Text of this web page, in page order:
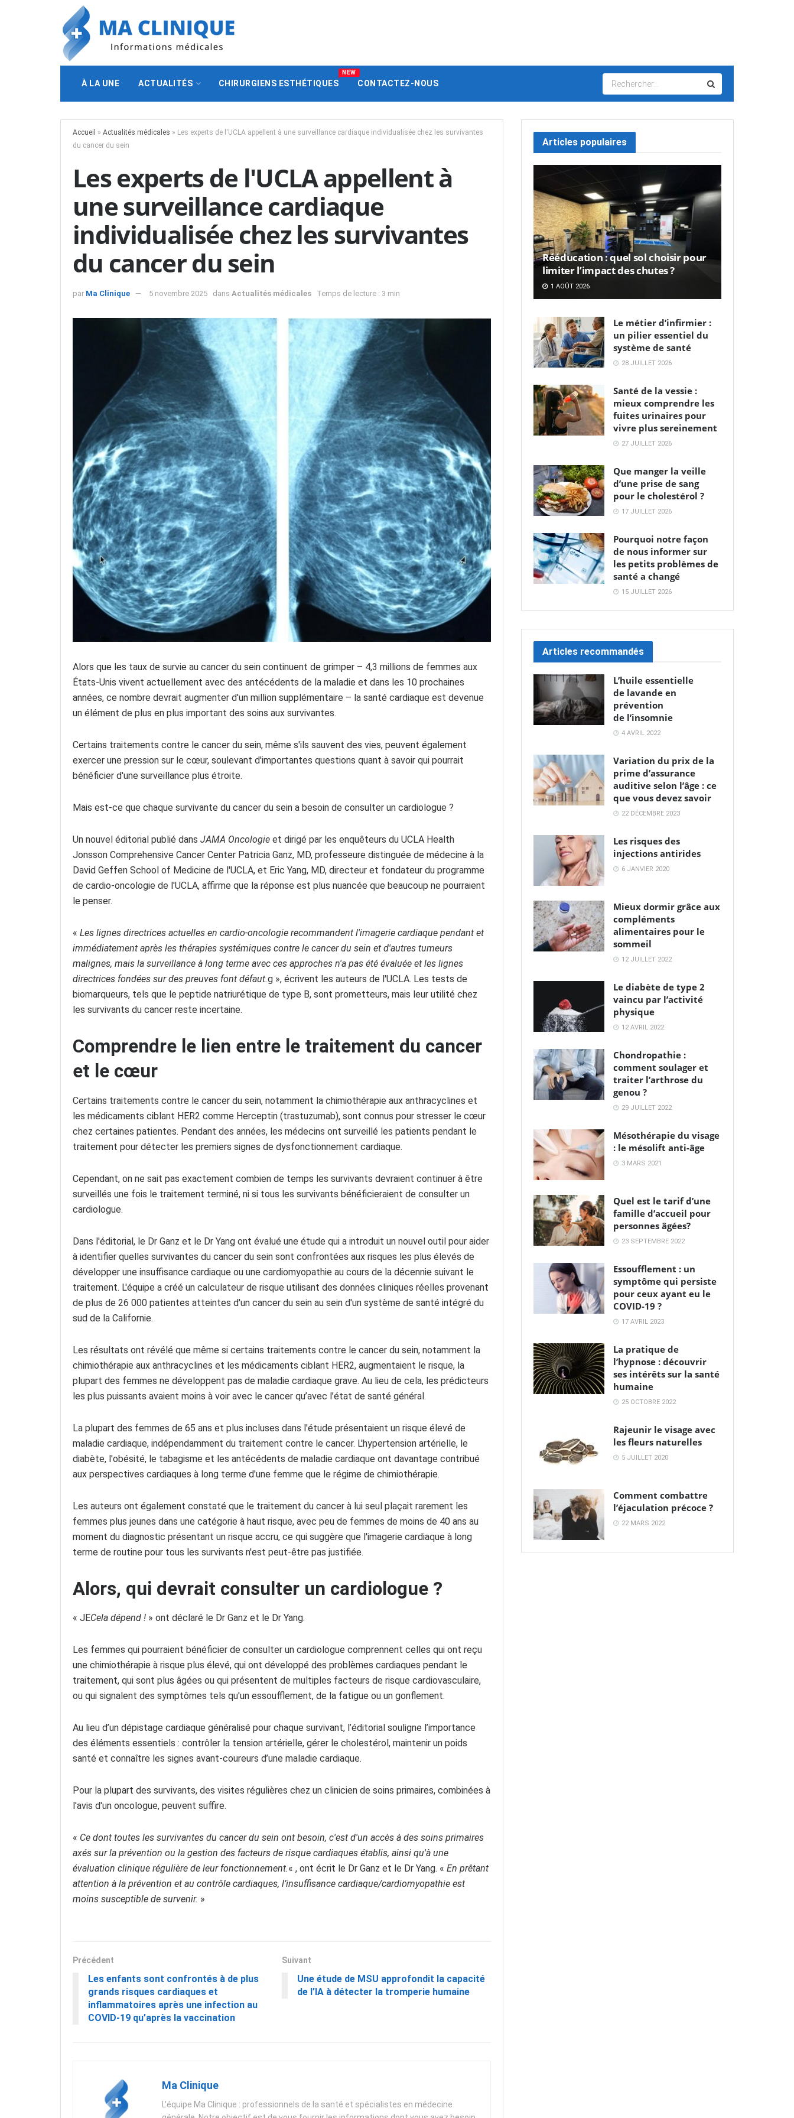
À LA UNE ACTUALITÉS CHIRURGIENS ESTHÉTIQUES
NEW
CONTACTEZ-NOUS
Accueil » Actualités médicales » Les experts de l'UCLA appellent à une surveillance cardiaque individualisée chez les survivantes
du cancer du sein
Les experts de l'UCLA appellent à
une surveillance cardiaque
individualisée chez les survivantes
du cancer du sein
par Ma Clinique 5 novembre 2025 dans Actualités médicales Temps de lecture : 3 min
Alors que les taux de survie au cancer du sein continuent de grimper – 4,3 millions de femmes aux
États-Unis vivent actuellement avec des antécédents de la maladie et dans les 10 prochaines
années, ce nombre devrait augmenter d'un million supplémentaire – la santé cardiaque est devenue
un élément de plus en plus important des soins aux survivantes.
Certains traitements contre le cancer du sein, même s'ils sauvent des vies, peuvent également
exercer une pression sur le cœur, soulevant d'importantes questions quant à savoir qui pourrait
bénéficier d'une surveillance plus étroite.
Mais est-ce que chaque survivante du cancer du sein a besoin de consulter un cardiologue ?
Un nouvel éditorial publié dans JAMA Oncologie et dirigé par les enquêteurs du UCLA Health
Jonsson Comprehensive Cancer Center Patricia Ganz, MD, professeure distinguée de médecine à la
David Geffen School of Medicine de l'UCLA, et Eric Yang, MD, directeur et fondateur du programme
de cardio-oncologie de l'UCLA, affirme que la réponse est plus nuancée que beaucoup ne pourraient
le penser.
« Les lignes directrices actuelles en cardio-oncologie recommandent l'imagerie cardiaque pendant et
immédiatement après les thérapies systémiques contre le cancer du sein et d'autres tumeurs
malignes, mais la surveillance à long terme avec ces approches n'a pas été évaluée et les lignes
directrices fondées sur des preuves font défaut.g », écrivent les auteurs de l'UCLA. Les tests de
biomarqueurs, tels que le peptide natriurétique de type B, sont prometteurs, mais leur utilité chez
les survivants du cancer reste incertaine.
Comprendre le lien entre le traitement du cancer
et le cœur
Certains traitements contre le cancer du sein, notamment la chimiothérapie aux anthracyclines et
les médicaments ciblant HER2 comme Herceptin (trastuzumab), sont connus pour stresser le cœur
chez certaines patientes. Pendant des années, les médecins ont surveillé les patients pendant le
traitement pour détecter les premiers signes de dysfonctionnement cardiaque.
Cependant, on ne sait pas exactement combien de temps les survivants devraient continuer à être
surveillés une fois le traitement terminé, ni si tous les survivants bénéficieraient de consulter un
cardiologue.
Dans l'éditorial, le Dr Ganz et le Dr Yang ont évalué une étude qui a introduit un nouvel outil pour aider
à identifier quelles survivantes du cancer du sein sont confrontées aux risques les plus élevés de
développer une insuffisance cardiaque ou une cardiomyopathie au cours de la décennie suivant le
traitement. L'équipe a créé un calculateur de risque utilisant des données cliniques réelles provenant
de plus de 26 000 patientes atteintes d'un cancer du sein au sein d'un système de santé intégré du
sud de la Californie.
Les résultats ont révélé que même si certains traitements contre le cancer du sein, notamment la
chimiothérapie aux anthracyclines et les médicaments ciblant HER2, augmentaient le risque, la
plupart des femmes ne développent pas de maladie cardiaque grave. Au lieu de cela, les prédicteurs
les plus puissants avaient moins à voir avec le cancer qu’avec l’état de santé général.
La plupart des femmes de 65 ans et plus incluses dans l'étude présentaient un risque élevé de
maladie cardiaque, indépendamment du traitement contre le cancer. L'hypertension artérielle, le
diabète, l'obésité, le tabagisme et les antécédents de maladie cardiaque ont davantage contribué
aux perspectives cardiaques à long terme d'une femme que le régime de chimiothérapie.
Les auteurs ont également constaté que le traitement du cancer à lui seul plaçait rarement les
femmes plus jeunes dans une catégorie à haut risque, avec peu de femmes de moins de 40 ans au
moment du diagnostic présentant un risque accru, ce qui suggère que l'imagerie cardiaque à long
terme de routine pour tous les survivants n'est peut-être pas justifiée.
Alors, qui devrait consulter un cardiologue ?
« JECela dépend ! » ont déclaré le Dr Ganz et le Dr Yang.
Les femmes qui pourraient bénéficier de consulter un cardiologue comprennent celles qui ont reçu
une chimiothérapie à risque plus élevé, qui ont développé des problèmes cardiaques pendant le
traitement, qui sont plus âgées ou qui présentent de multiples facteurs de risque cardiovasculaire,
ou qui signalent des symptômes tels qu'un essoufflement, de la fatigue ou un gonflement.
Au lieu d’un dépistage cardiaque généralisé pour chaque survivant, l’éditorial souligne l’importance
des éléments essentiels : contrôler la tension artérielle, gérer le cholestérol, maintenir un poids
santé et connaître les signes avant-coureurs d’une maladie cardiaque.
Pour la plupart des survivants, des visites régulières chez un clinicien de soins primaires, combinées à
l'avis d'un oncologue, peuvent suffire.
« Ce dont toutes les survivantes du cancer du sein ont besoin, c'est d'un accès à des soins primaires
axés sur la prévention ou la gestion des facteurs de risque cardiaques établis, ainsi qu'à une
évaluation clinique régulière de leur fonctionnement.« , ont écrit le Dr Ganz et le Dr Yang. « En prêtant
attention à la prévention et au contrôle cardiaques, l’insuffisance cardiaque/cardiomyopathie est
moins susceptible de survenir. »
Précédent
Les enfants sont confrontés à de plus
grands risques cardiaques et
inflammatoires après une infection au
COVID-19 qu’après la vaccination
Suivant
Une étude de MSU approfondit la capacité
de l’IA à détecter la tromperie humaine
Ma Clinique
L'équipe Ma Clinique : professionnels de la santé et spécialistes en médecine
Articles populaires
Rééducation : quel sol choisir pour
limiter l’impact des chutes ?
1 AOÛT 2026
Le métier d’infirmier :
un pilier essentiel du
système de santé
28 JUILLET 2026
Santé de la vessie :
mieux comprendre les
fuites urinaires pour
vivre plus sereinement
27 JUILLET 2026
Que manger la veille
d’une prise de sang
pour le cholestérol ?
17 JUILLET 2026
Pourquoi notre façon
de nous informer sur
les petits problèmes de
santé a changé
15 JUILLET 2026
Articles recommandés
L’huile essentielle
de lavande en
prévention
de l’insomnie
4 AVRIL 2022
Variation du prix de la
prime d’assurance
auditive selon l’âge : ce
que vous devez savoir
22 DÉCEMBRE 2023
Les risques des
injections antirides
6 JANVIER 2020
Mieux dormir grâce aux
compléments
alimentaires pour le
sommeil
12 JUILLET 2022
Le diabète de type 2
vaincu par l’activité
physique
12 AVRIL 2022
Chondropathie :
comment soulager et
traiter l’arthrose du
genou ?
29 JUILLET 2022
Mésothérapie du visage
: le mésolift anti-âge
3 MARS 2021
Quel est le tarif d’une
famille d’accueil pour
personnes âgées?
23 SEPTEMBRE 2022
Essoufflement : un
symptôme qui persiste
pour ceux ayant eu le
COVID-19 ?
17 AVRIL 2023
La pratique de
l’hypnose : découvrir
ses intérêts sur la santé
humaine
25 OCTOBRE 2022
Rajeunir le visage avec
les fleurs naturelles
5 JUILLET 2020
Comment combattre
l’éjaculation précoce ?
22 MARS 2022